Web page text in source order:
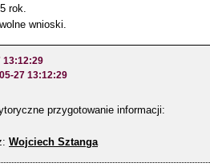
rok.
wnioski.
13:12:29
27 13:12:29
przygotowanie informacji:
Wojciech Sztanga